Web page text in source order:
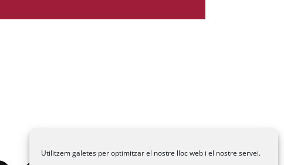
Utilitzem galetes per optimitzar el nostre lloc web i el nostre servei.